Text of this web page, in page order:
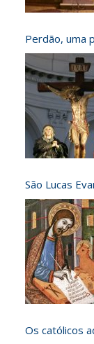
Perdão, uma
São Lucas
Os católicos